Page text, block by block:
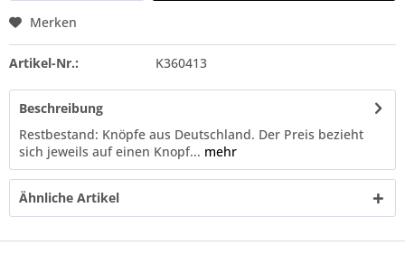
Merken
Artikel-Nr.: K360413
Beschreibung
Restbestand: Knöpfe aus Deutschland. Der Preis bezieht
sich jeweils auf einen Knopf... mehr
Ähnliche Artikel